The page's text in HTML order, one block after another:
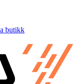
butikk